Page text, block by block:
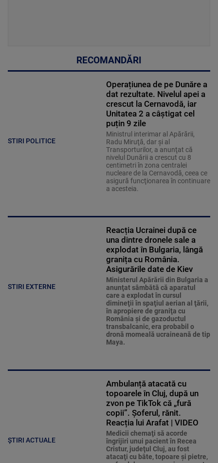
RECOMANDĂRI
STIRI POLITICE
Operațiunea de pe Dunăre a
dat rezultate. Nivelul apei a
crescut la Cernavodă, iar
Unitatea 2 a câștigat cel
puțin 9 zile
Ministrul interimar al Apărării,
Radu Miruţă, dar şi al
Transporturilor, a anunţat că
nivelul Dunării a crescut cu 8
centimetri în zona centralei
nucleare de la Cernavodă, ceea ce
asigură funcţionarea în continuare
a acesteia.
STIRI EXTERNE
Reacția Ucrainei după ce
una dintre dronele sale a
explodat în Bulgaria, lângă
granița cu România.
Asigurările date de Kiev
Ministerul Apărării din Bulgaria a
anunţat sâmbătă că aparatul
care a explodat în cursul
dimineţii în spaţiul aerian al ţării,
în apropiere de graniţa cu
România şi de gazoductul
transbalcanic, era probabil o
dronă momeală ucraineană de tip
Maya.
ȘTIRI ACTUALE
Ambulanță atacată cu
topoarele în Cluj, după un
zvon pe TikTok că „fură
copii”. Șoferul, rănit.
Reacția lui Arafat | VIDEO
Medicii chemaţi să acorde
îngrijiri unui pacient în Recea
Cristur, judeţul Cluj, au fost
atacaţi cu bâte, topoare şi pietre,